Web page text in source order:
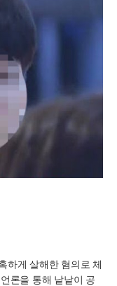
하게 살해한 혐의로 체
론을 통해 낱낱이 공